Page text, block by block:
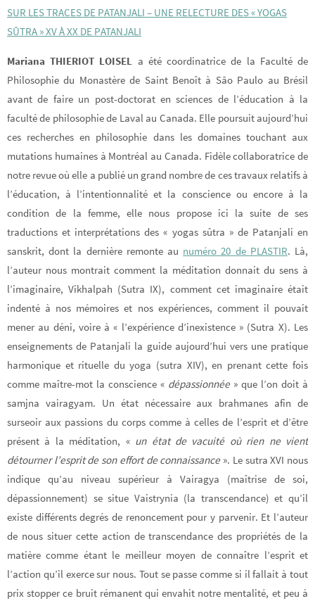
SUR LES TRACES DE PATANJALI – UNE RELECTURE DES « YOGAS
SÛTRA » XV À XX DE PATANJALI
Mariana THIERIOT LOISEL a été coordinatrice de la Faculté de
Philosophie du Monastère de Saint Benoît à São Paulo au Brésil
avant de faire un post-doctorat en sciences de l’éducation à la
faculté de philosophie de Laval au Canada. Elle poursuit aujourd’hui
ces recherches en philosophie dans les domaines touchant aux
mutations humaines à Montréal au Canada. Fidèle collaboratrice de
notre revue où elle a publié un grand nombre de ces travaux relatifs à
l’éducation, à l’intentionnalité et la conscience ou encore à la
condition de la femme, elle nous propose ici la suite de ses
traductions et interprétations des « yogas sûtra » de Patanjali en
sanskrit, dont la dernière remonte au numéro 20 de PLASTIR. Là,
l’auteur nous montrait comment la méditation donnait du sens à
l’imaginaire, Vikhalpah (Sutra IX), comment cet imaginaire était
indenté à nos mémoires et nos expériences, comment il pouvait
mener au déni, voire à « l’expérience d’inexistence » (Sutra X). Les
enseignements de Patanjali la guide aujourd’hui vers une pratique
harmonique et rituelle du yoga (sutra XIV), en prenant cette fois
comme maître-mot la conscience « dépassionnée» que l’on doit à
samjna vairagyam. Un état nécessaire aux brahmanes afin de
surseoir aux passions du corps comme à celles de l’esprit et d’être
présent à la méditation, « un état de vacuité où rien ne vient
détourner l’esprit de son effort de connaissance». Le sutra XVI nous
indique qu’au niveau supérieur à Vairagya (maîtrise de soi,
dépassionnement) se situe Vaistrynia (la transcendance) et qu’il
existe différents degrés de renoncement pour y parvenir. Et l’auteur
de nous situer cette action de transcendance des propriétés de la
matière comme étant le meilleur moyen de connaître l’esprit et
l’action qu’il exerce sur nous. Tout se passe comme si il fallait à tout
prix stopper ce bruit rémanent qui envahit notre mentalité, et peu à